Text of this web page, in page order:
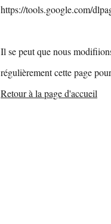
https://tools.google.com/
Il se peut que nous
régulièrement cette page
Retour à la page d'accueil